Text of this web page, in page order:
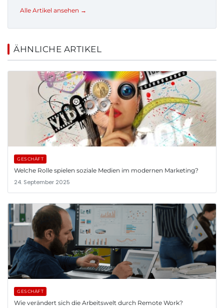
Alle Artikel ansehen →
ÄHNLICHE ARTIKEL
GESCHÄFT
Welche Rolle spielen soziale Medien im modernen Marketing?
24. September 2025
GESCHÄFT
Wie verändert sich die Arbeitswelt durch Remote Work?